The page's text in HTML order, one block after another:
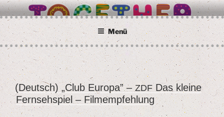
İçeriğe
geç BETTER TOGETHER
Wir alle sind Taunusstein
Menü
YAYIM
TARIHI
(Deutsch)„Club Euro­pa” – ZDF Das klei­ne
Fern­seh­spiel – Filmempfehlung